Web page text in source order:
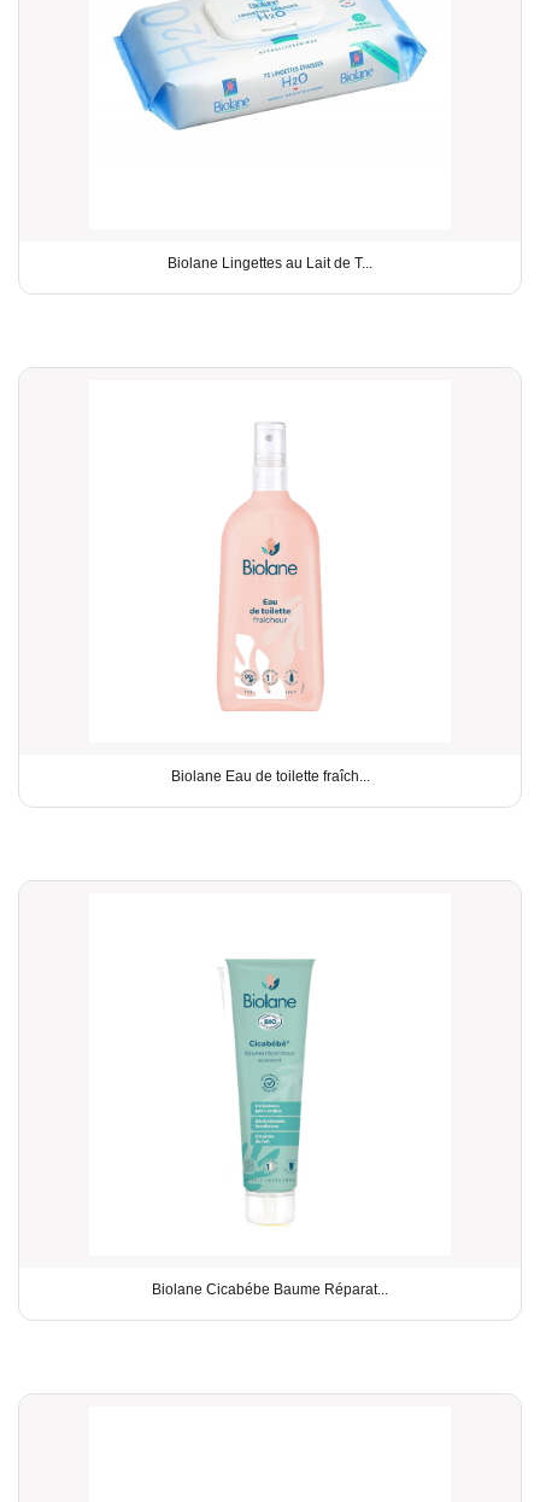
Biolane Lingettes au Lait de T...
Biolane Eau de toilette fraîch...
Biolane Cicabébe Baume Réparat...